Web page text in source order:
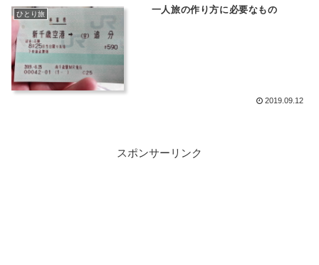
ひとり旅 一人旅の作り方に必要なもの
2019.09.12
スポンサーリンク